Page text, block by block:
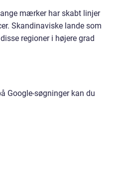
mærker har skabt linjer
Skandinaviske lande som
regioner i højere grad
Google-søgninger kan du